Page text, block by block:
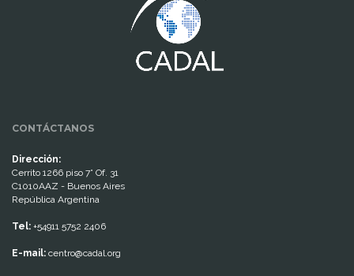
CONTÁCTANOS
Dirección:
Cerrito 1266 piso 7° Of. 31
C1010AAZ - Buenos Aires
República Argentina
Tel: +54911 5752 2406
E-mail: centro@cadal.org